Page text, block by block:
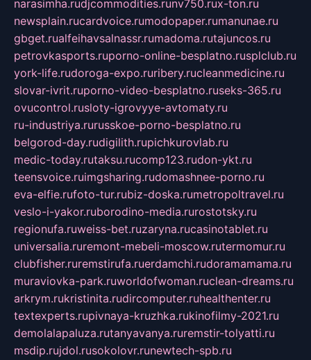
narasimha.rudjcommodities.runv750.rux-ton.ru
newsplain.rucardvoice.rumodopaper.rumanunae.ru
gbget.rualfeihavsalnassr.rumadoma.rutajuncos.ru
petrovkasports.ruporno-online-besplatno.rusplclub.ru
york-life.rudoroga-expo.ruribery.rucleanmedicine.ru
slovar-ivrit.ruporno-video-besplatno.ruseks-365.ru
ovucontrol.rusloty-igrovyye-avtomaty.ru
ru-industriya.rurusskoe-porno-besplatno.ru
belgorod-day.rudigilith.rupichkurovlab.ru
medic-today.rutaksu.rucomp123.rudon-ykt.ru
teensvoice.ruimgsharing.rudomashnee-porno.ru
eva-elfie.rufoto-tur.rubiz-doska.rumetropoltravel.ru
veslo-i-yakor.ruborodino-media.rurostotsky.ru
regionufa.ruweiss-bet.ruzaryna.rucasinotablet.ru
universalia.ruremont-mebeli-moscow.rutermomur.ru
clubfisher.ruremstirufa.ruerdamchi.rudoramamama.ru
muraviovka-park.ruworldofwoman.ruclean-dreams.ru
arkrym.rukristinita.rudircomputer.ruhealthenter.ru
textexperts.rupivnaya-kruzhka.rukinofilmy-2021.ru
demolalapaluza.rutanyavanya.ruremstir-tolyatti.ru
msdip.rujdol.rusokolovr.runewtech-spb.ru